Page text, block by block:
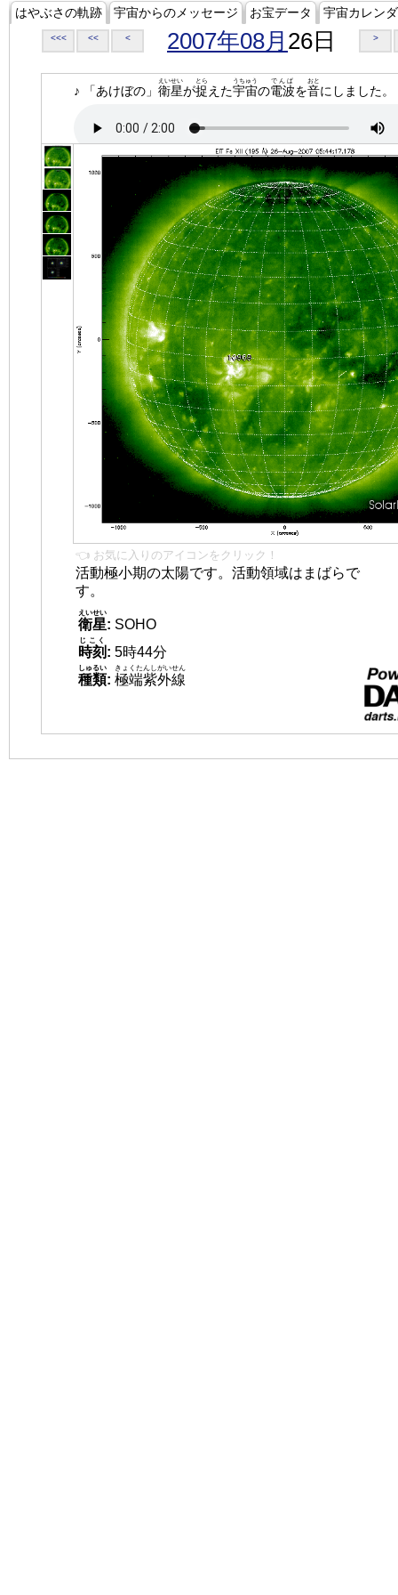
はやぶさの軌跡 宇宙からのメッセージ お宝データ 宇宙カレン
<<< << < 2007年08月 26日 >
♪ 「あけぼの」 衛星
えいせい
が捉
とら
えた宇宙
うちゅう
の電波
でんぱ
を音
おと
にしました。
👈 お気に入りのアイコンをクリック！
活動極小期の太陽です。活動領域はまばらで
す。
衛星
えいせい
: SOHO
時刻
じこく
: 5時44分
種類
しゅるい
: 極端紫外線
きょくたんしがいせん